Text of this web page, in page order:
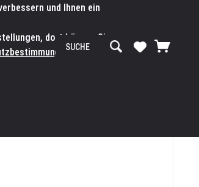
Service/Hilfe
und Ihnen ein
dort können Sie
Zum